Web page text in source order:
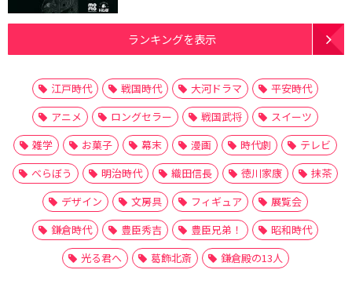
ランキングを表示
江戸時代 戦国時代 大河ドラマ
平安時代
アニメ
ロングセラー 戦国武将
スイーツ
雑学
お菓子 幕末 漫画 時代劇
テレビ
べらぼう
明治時代 織田信長 徳川家康
抹茶
デザイン
文房具 フィギュア
展覧会
鎌倉時代
豊臣秀吉 豊臣兄弟！
昭和時代
光る君へ
葛飾北斎 鎌倉殿の13人